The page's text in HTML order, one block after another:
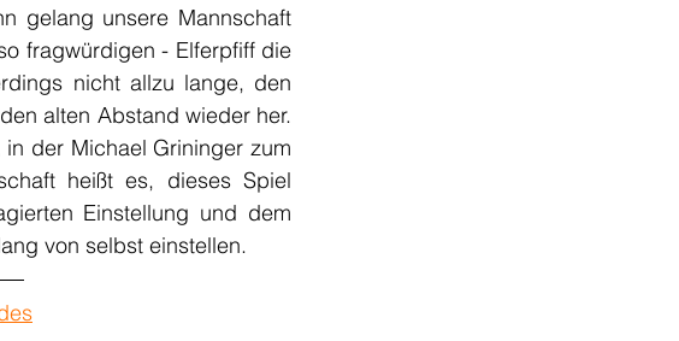
gelang unsere Mannschaft
fragwürdigen - Elferpfiff die
nicht allzu lange, den
alten Abstand wieder her.
der Michael Grininger zum
heißt es, dieses Spiel
Einstellung und dem
von selbst einstellen.